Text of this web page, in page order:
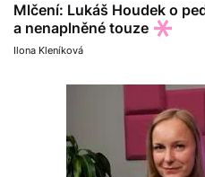
Mlčení: Lukáš Houdek o
a nenaplněné touze
Ilona Kleníková